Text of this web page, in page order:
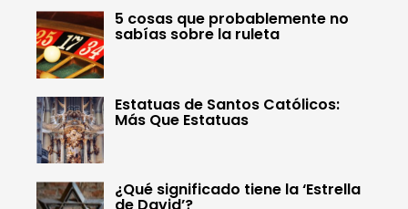
5 cosas que probablemente no
sabías sobre la ruleta
Estatuas de Santos Católicos:
Más Que Estatuas
¿Qué significado tiene la ‘Estrella